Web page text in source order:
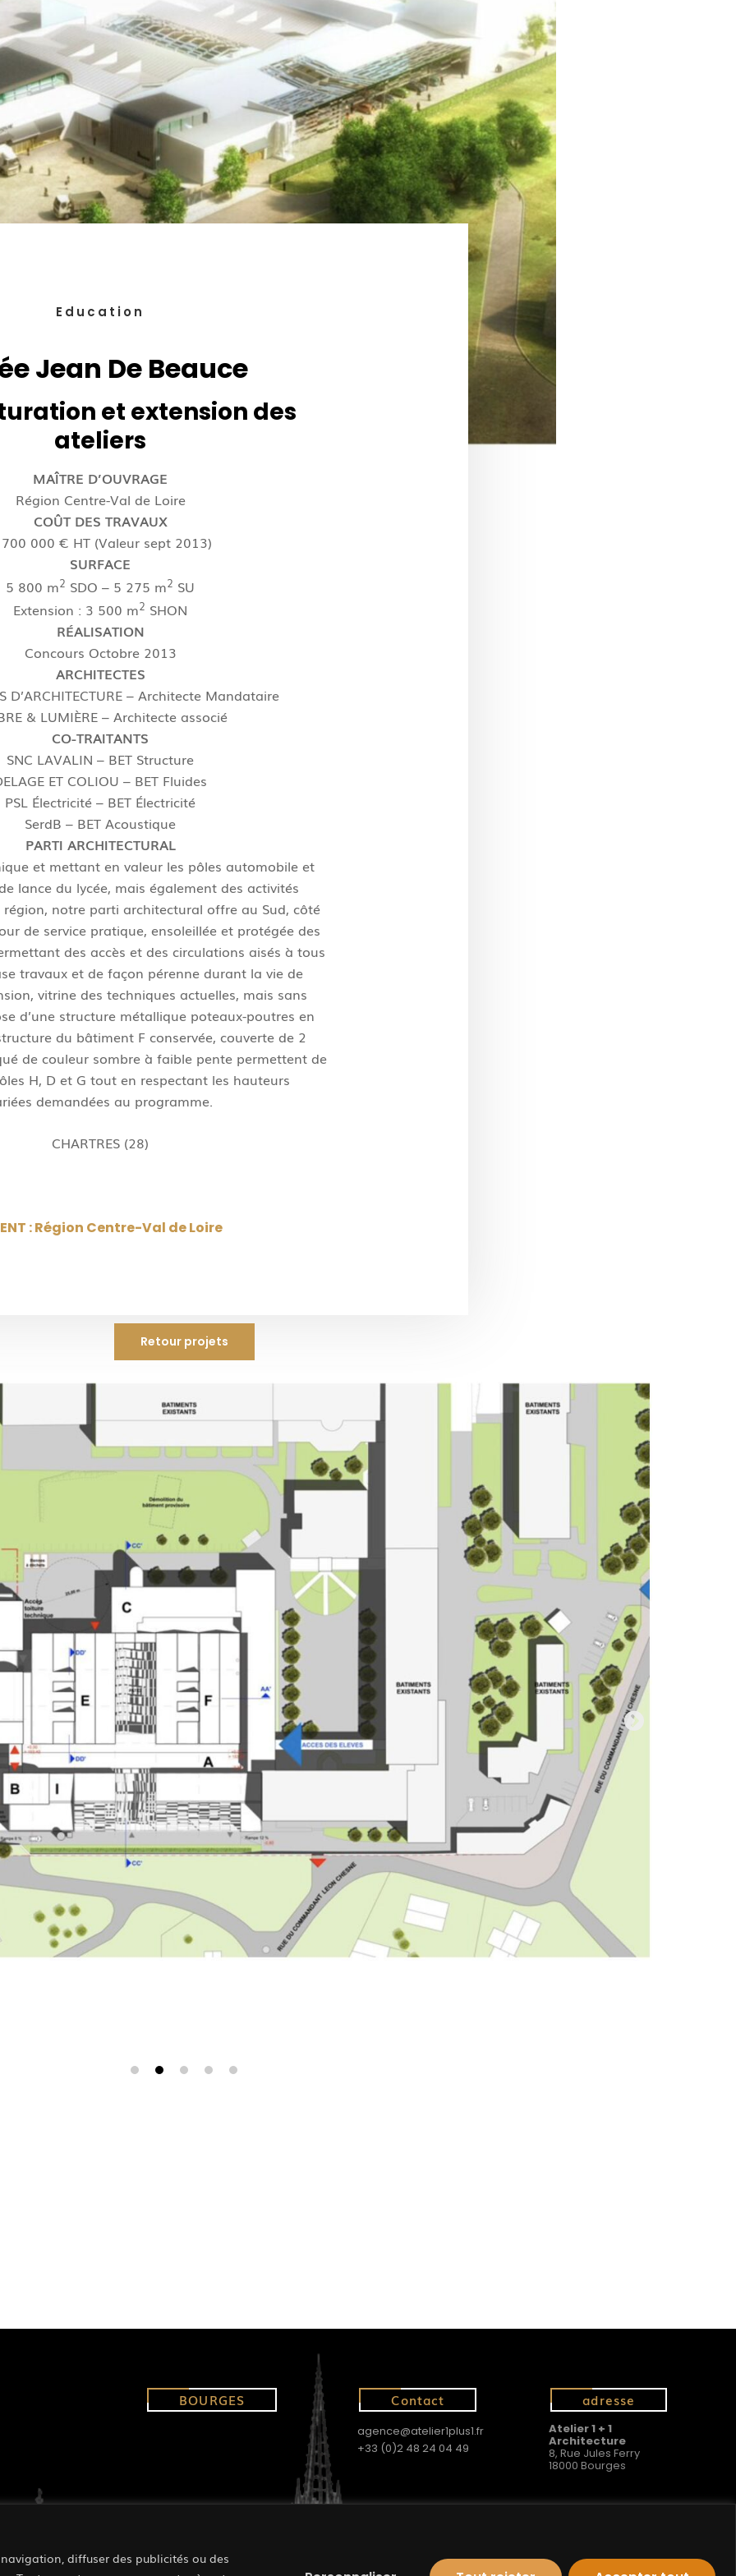
diffuser des publicités ou des
Education
Jean De Beauce
et extension des
ateliers
MAÎTRE D’OUVRAGE
Région Centre-Val de Loire
COÛT DES TRAVAUX
000 € HT (Valeur sept 2013)
SURFACE
5 800 m2 SDO – 5 275 m2 SU
Extension : 3 500 m2 SHON
RÉALISATION
Concours Octobre 2013
ARCHITECTES
D’ARCHITECTURE – Architecte Mandataire
& LUMIÈRE – Architecte associé
CO-TRAITANTS
SNC LAVALIN – BET Structure
ET COLIOU – BET Fluides
PSL Électricité – BET Électricité
SerdB – BET Acoustique
PARTI ARCHITECTURAL
et mettant en valeur les pôles automobile et
lance du lycée, mais également des activités
notre parti architectural offre au Sud, côté
de service pratique, ensoleillée et protégée des
des accès et des circulations aisés à tous
travaux et de façon pérenne durant la vie de
vitrine des techniques actuelles, mais sans
d’une structure métallique poteaux-poutres en
du bâtiment F conservée, couverte de 2
de couleur sombre à faible pente permettent de
H, D et G tout en respectant les hauteurs
demandées au programme.
CHARTRES (28)
: Région Centre-Val de Loire
Retour projets
BOURGES Contact
agence@atelier1plus1.fr
+33 (0)2 48 24 04 49
adresse
Atelier 1 + 1
Architecture
8, Rue Jules Ferry
18000 Bourges
ORLEANS